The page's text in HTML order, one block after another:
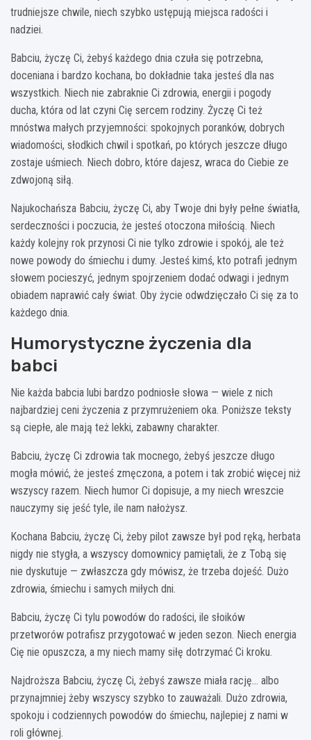
trudniejsze chwile, niech szybko ustępują miejsca radości i
nadziei.
Babciu, życzę Ci, żebyś każdego dnia czuła się potrzebna,
doceniana i bardzo kochana, bo dokładnie taka jesteś dla nas
wszystkich. Niech nie zabraknie Ci zdrowia, energii i pogody
ducha, która od lat czyni Cię sercem rodziny. Życzę Ci też
mnóstwa małych przyjemności: spokojnych poranków, dobrych
wiadomości, słodkich chwil i spotkań, po których jeszcze długo
zostaje uśmiech. Niech dobro, które dajesz, wraca do Ciebie ze
zdwojoną siłą.
Najukochańsza Babciu, życzę Ci, aby Twoje dni były pełne światła,
serdeczności i poczucia, że jesteś otoczona miłością. Niech
każdy kolejny rok przynosi Ci nie tylko zdrowie i spokój, ale też
nowe powody do śmiechu i dumy. Jesteś kimś, kto potrafi jednym
słowem pocieszyć, jednym spojrzeniem dodać odwagi i jednym
obiadem naprawić cały świat. Oby życie odwdzięczało Ci się za to
każdego dnia.
Humorystyczne życzenia dla
babci
Nie każda babcia lubi bardzo podniosłe słowa — wiele z nich
najbardziej ceni życzenia z przymrużeniem oka. Poniższe teksty
są ciepłe, ale mają też lekki, zabawny charakter.
Babciu, życzę Ci zdrowia tak mocnego, żebyś jeszcze długo
mogła mówić, że jesteś zmęczona, a potem i tak zrobić więcej niż
wszyscy razem. Niech humor Ci dopisuje, a my niech wreszcie
nauczymy się jeść tyle, ile nam nałożysz.
Kochana Babciu, życzę Ci, żeby pilot zawsze był pod ręką, herbata
nigdy nie stygła, a wszyscy domownicy pamiętali, że z Tobą się
nie dyskutuje — zwłaszcza gdy mówisz, że trzeba dojeść. Dużo
zdrowia, śmiechu i samych miłych dni.
Babciu, życzę Ci tylu powodów do radości, ile słoików
przetworów potrafisz przygotować w jeden sezon. Niech energia
Cię nie opuszcza, a my niech mamy siłę dotrzymać Ci kroku.
Najdroższa Babciu, życzę Ci, żebyś zawsze miała rację… albo
przynajmniej żeby wszyscy szybko to zauważali. Dużo zdrowia,
spokoju i codziennych powodów do śmiechu, najlepiej z nami w
roli głównej.